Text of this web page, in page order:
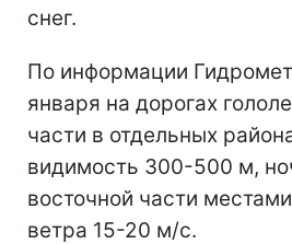
снег.
По информации
января на дорогах
части в отдельных
видимость 300-500 м,
восточной части
ветра 15-20 м/с.